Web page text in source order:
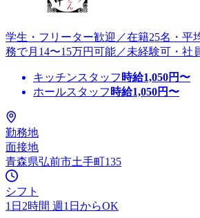
学生・フリーター歓迎／在籍25名・平
務で月14〜15万円可能／未経験可・社
キッチンスタッフ 時給1,050円〜
ホールスタッフ 時給1,050円〜
勤務地
面接地
青森県弘前市土手町135
シフト
1日2時間 週1日からOK